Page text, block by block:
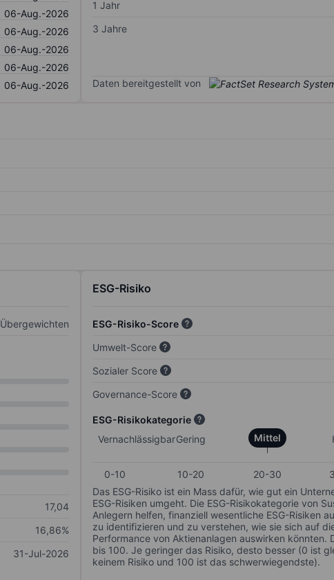
06-Aug.-2026
06-Aug.-2026
06-Aug.-2026
06-Aug.-2026
06-Aug.-2026
1 Jahr
3 Jahre
Daten bereitgestellt von
Übergewichten
17,04
16,86%
31-Jul-2026
ESG-Risiko
ESG-Risiko-Score
Umwelt-Score
Sozialer Score
Governance-Score
ESG-Risikokategorie
VernachlässigbarGering Mittel
0-10 10-20 20-30
Das ESG-Risiko ist ein Mass dafür, wie gut ein
ESG-Risiken umgeht. Die ESG-Risikokategorie von
Anlegern helfen, finanziell wesentliche ESG-Risiken
zu identifizieren und zu verstehen, wie sie sich auf
Performance von Aktienanlagen auswirken könnten.
bis 100. Je geringer das Risiko, desto besser (0 ist
keinem Risiko und 100 ist das schwerwiegendste).